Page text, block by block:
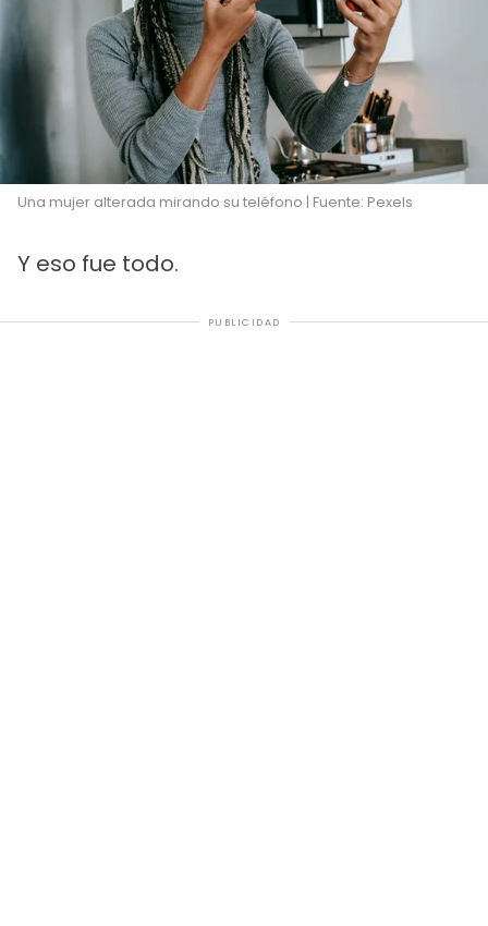
Una mujer alterada mirando su teléfono | Fuente: Pexels
Y eso fue todo.
PUBLICIDAD